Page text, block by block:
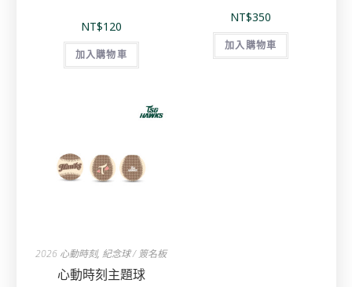
NT$120
加入購物車
NT$350
加入購物車
2026 心動時刻, 紀念球 / 簽名板
心動時刻主題球